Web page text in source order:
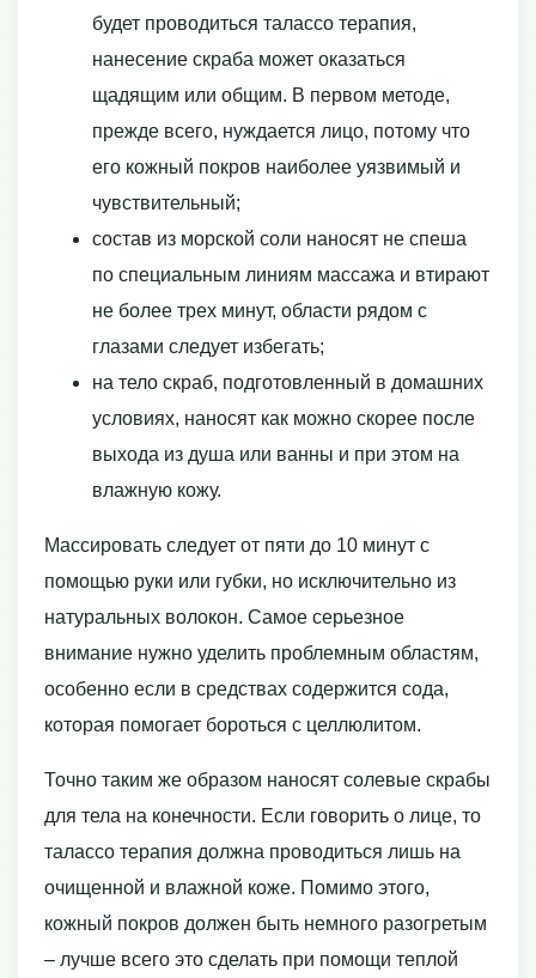
будет проводиться талассо терапия,
нанесение скраба может оказаться
щадящим или общим. В первом методе,
прежде всего, нуждается лицо, потому что
его кожный покров наиболее уязвимый и
чувствительный;
состав из морской соли наносят не спеша
по специальным линиям массажа и втирают
не более трех минут, области рядом с
глазами следует избегать;
на тело скраб, подготовленный в домашних
условиях, наносят как можно скорее после
выхода из душа или ванны и при этом на
влажную кожу.
Массировать следует от пяти до 10 минут с
помощью руки или губки, но исключительно из
натуральных волокон. Самое серьезное
внимание нужно уделить проблемным областям,
особенно если в средствах содержится сода,
которая помогает бороться с целлюлитом.
Точно таким же образом наносят солевые скрабы
для тела на конечности. Если говорить о лице, то
талассо терапия должна проводиться лишь на
очищенной и влажной коже. Помимо этого,
кожный покров должен быть немного разогретым
– лучше всего это сделать при помощи теплой